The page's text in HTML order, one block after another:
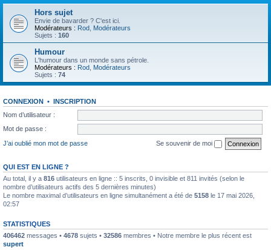
Hors sujet
Envie de bavarder ? C'est ici.
Modérateurs : Rod Modérateurs
Sujets : 160
Humour
L'humour dans un monde sans pétrole.
Modérateurs : Rod Modérateurs
Sujets : 74
CONNEXION • INSCRIPTION
Nom d’utilisateur :
Mot de passe :
J’ai oublié mon mot de passe
Se souvenir de moi
QUI EST EN LIGNE ?
Au total, il y a 816 utilisateurs en ligne :: 5 inscrits, 0 invisible et 811 invités (selon le
nombre d’utilisateurs actifs des 5 dernières minutes)
Le nombre maximal d’utilisateurs en ligne simultanément a été de 5158 le 17 mai 2026,
02:57
STATISTIQUES
406462 messages • 4678 sujets • 32586 membres • Notre membre le plus récent est
supert